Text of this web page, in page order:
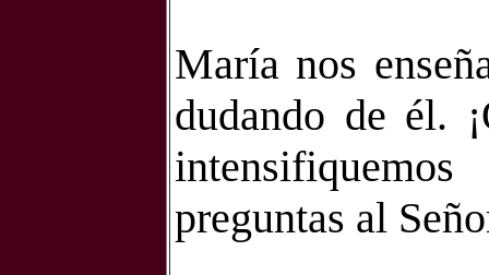
María nos
dudando de él.
preguntas al